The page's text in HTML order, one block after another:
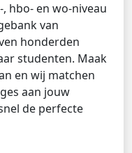
hbo- en wo-niveau
van
honderden
studenten. Maak
en wij matchen
aan jouw
de perfecte